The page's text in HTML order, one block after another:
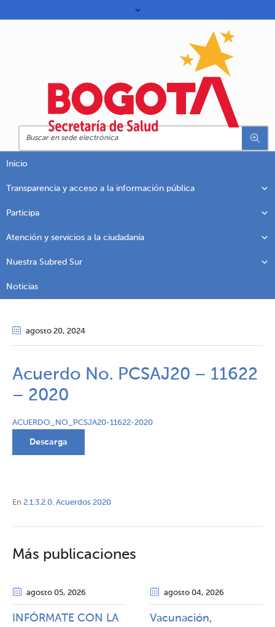
Inicio
Transparencia y acceso a la información pública
Participa
Atención y servicios a la ciudadanía
Nuestra Subred Sur
Noticias
agosto 20, 2024
Acuerdo No. PCSAJ20 – 11622
– 2020
ACUERDO_NO_PCSJA20-11622-2020
Descarga
En 2.1.3.2.0. Acuerdos 2020
Más publicaciones
agosto 05, 2026
INFÓRMATE CON LA
agosto 04, 2026
Vacunación,